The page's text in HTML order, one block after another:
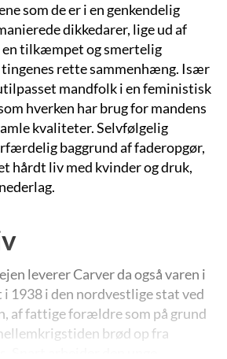
som de er i en genkendelig
dikkedarer, lige ud af
en tilkæmpet og smertelig
tingenes rette sammenhæng. Især
mandfolk i en feministisk
hverken har brug for mandens
kvaliteter. Selvfølgelig
baggrund af faderopgør,
hårdt liv med kvinder og druk,
leverer Carver da også varen i
i 1938 i den nordvestlige stat ved
af fattige forældre som på grund
brød op fra